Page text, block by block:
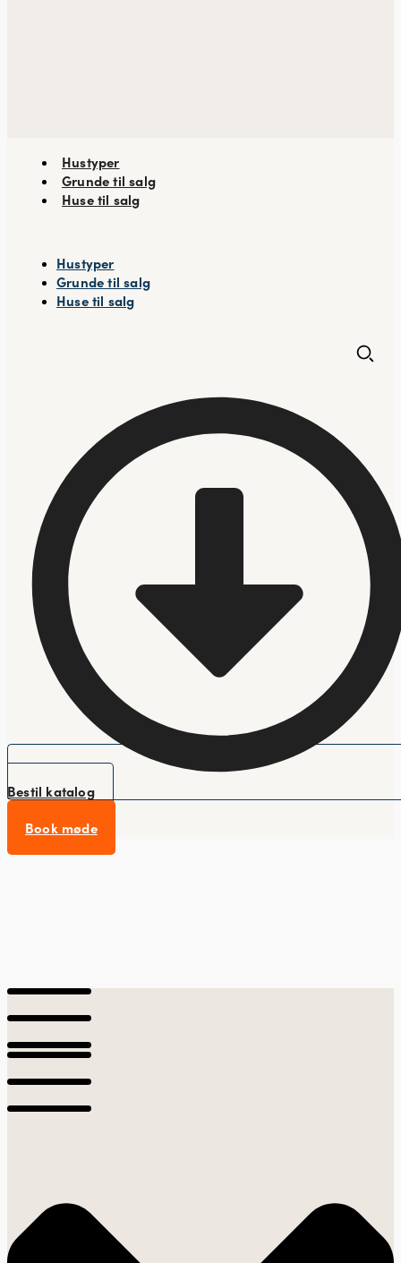
Hustyper
Grunde til salg
Huse til salg
Hustyper
Grunde til salg
Huse til salg
Bestil katalog
Book møde